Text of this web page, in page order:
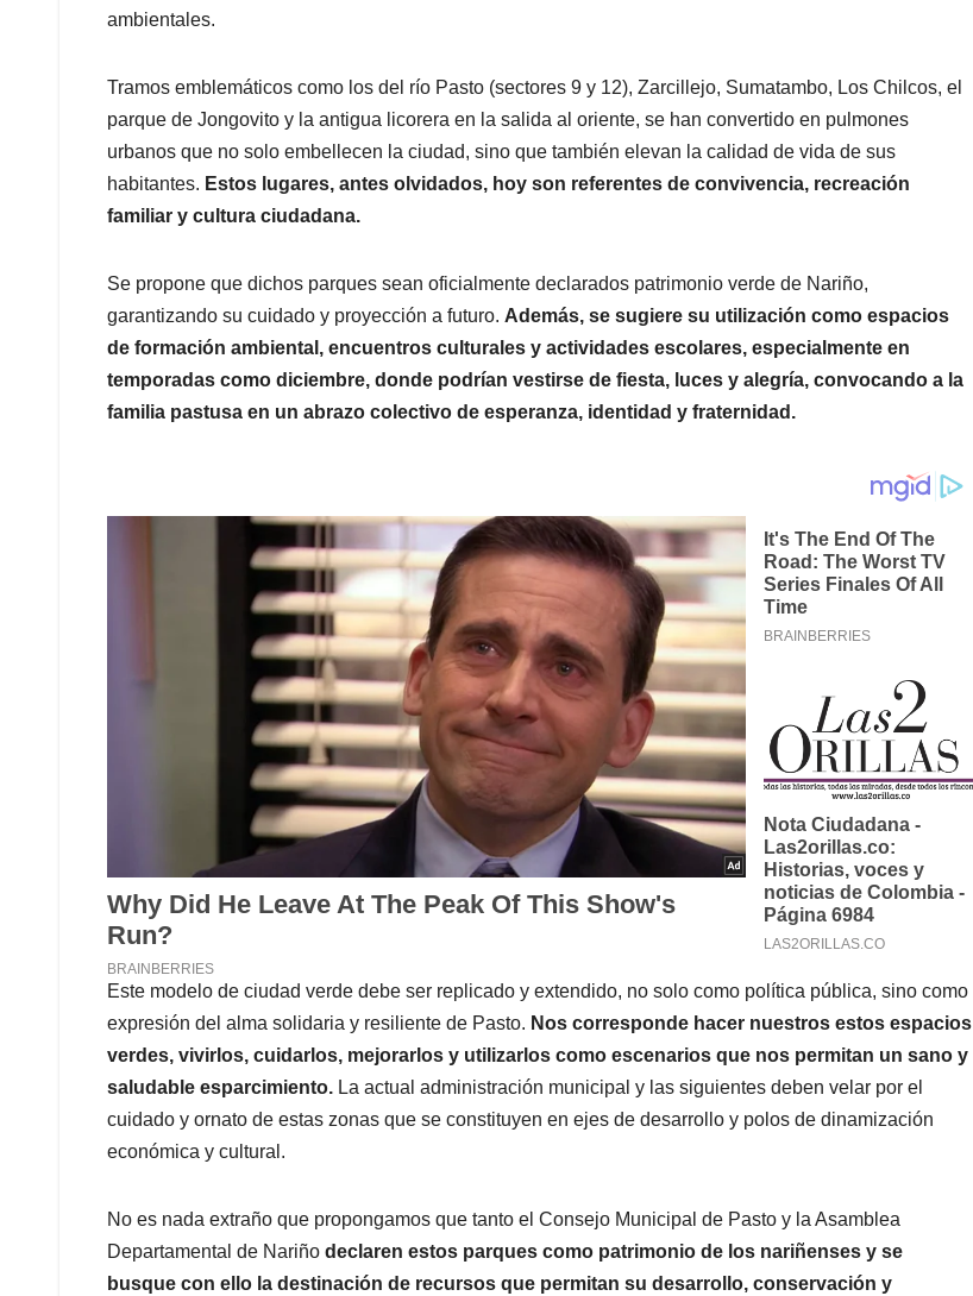
ambientales.
Tramos emblemáticos como los del río Pasto (sectores 9 y 12), Zarcillejo, Sumatambo, Los Chilcos, el
parque de Jongovito y la antigua licorera en la salida al oriente, se han convertido en pulmones
urbanos que no solo embellecen la ciudad, sino que también elevan la calidad de vida de sus
habitantes. Estos lugares, antes olvidados, hoy son referentes de convivencia, recreación
familiar y cultura ciudadana.
Se propone que dichos parques sean oficialmente declarados patrimonio verde de Nariño,
garantizando su cuidado y proyección a futuro. Además, se sugiere su utilización como espacios
de formación ambiental, encuentros culturales y actividades escolares, especialmente en
temporadas como diciembre, donde podrían vestirse de fiesta, luces y alegría, convocando a la
familia pastusa en un abrazo colectivo de esperanza, identidad y fraternidad.
Este modelo de ciudad verde debe ser replicado y extendido, no solo como política pública, sino como
expresión del alma solidaria y resiliente de Pasto. Nos corresponde hacer nuestros estos espacios
verdes, vivirlos, cuidarlos, mejorarlos y utilizarlos como escenarios que nos permitan un sano y
saludable esparcimiento. La actual administración municipal y las siguientes deben velar por el
cuidado y ornato de estas zonas que se constituyen en ejes de desarrollo y polos de dinamización
económica y cultural.
No es nada extraño que propongamos que tanto el Consejo Municipal de Pasto y la Asamblea
Departamental de Nariño declaren estos parques como patrimonio de los nariñenses y se
busque con ello la destinación de recursos que permitan su desarrollo, conservación y